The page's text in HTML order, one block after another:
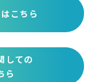
こちら
しての
ら